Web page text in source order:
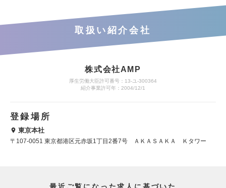
取扱い紹介会社
株式会社AMP
厚生労働大臣許可番号：13-ユ-300364
紹介事業許可年：2004/12/1
登録場所
東京本社
〒107-0051 東京都港区元赤坂1丁目2番7号 ＡＫＡＳＡＫＡ Ｋタワー